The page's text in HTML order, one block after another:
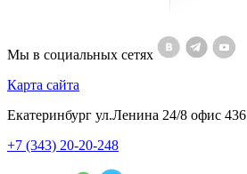
Мы в социальных сетях
Карта сайта
Екатеринбург ул.Ленина 24/8 офис 436
+7 (343) 20-20-248